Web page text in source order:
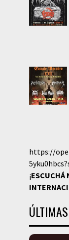
https://
¡ESCUCHÁ